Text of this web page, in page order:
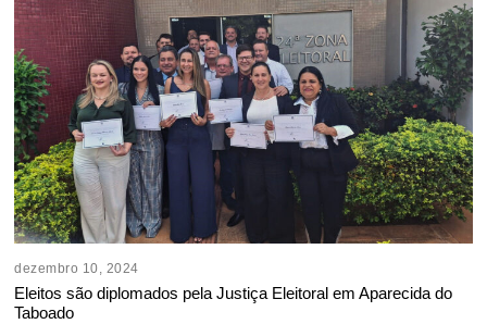
dezembro 10, 2024
Eleitos são diplomados pela Justiça Eleitoral em Aparecida do
Taboado